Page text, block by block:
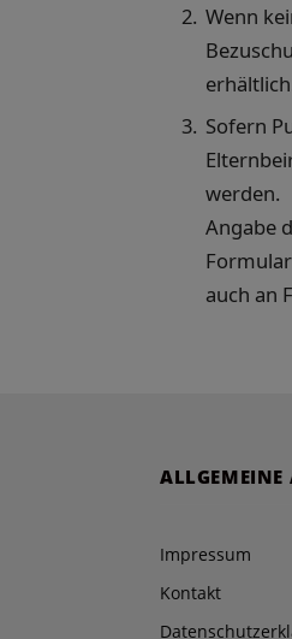
Wenn
Sofern
werden.
Angabe
auch an
ALLGEMEINE
Impressum
Kontakt